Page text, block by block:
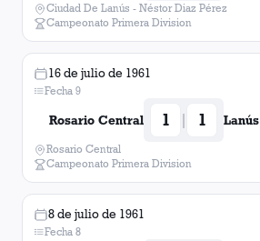
Ciudad De Lanús - Néstor Diaz Pérez
Campeonato Primera Division
16 de julio de 1961
Fecha 9
Rosario Central 1 | 1 Lanús
Rosario Central
Campeonato Primera Division
8 de julio de 1961
Fecha 8